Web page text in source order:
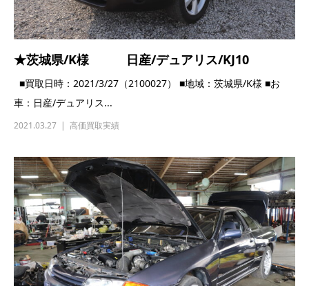
★埼玉県/A様 スズキ/カプチーノ/EA11R
■買取日時2021/2021/3/19（1100036） ■地域：埼玉県/A様 ■
お車：スズキ/...